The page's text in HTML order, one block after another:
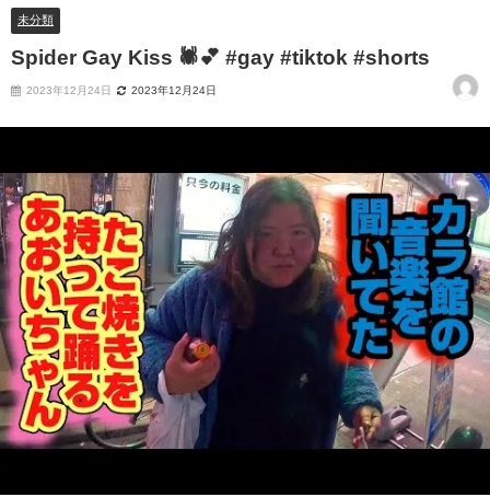
未分類
Spider Gay Kiss 🕷️💕 #gay #tiktok #shorts
2023年12月24日 2023年12月24日